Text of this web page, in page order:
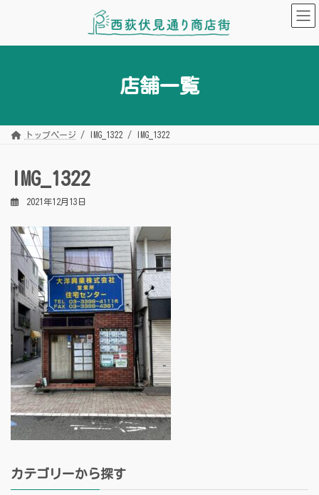
ツ
シ
店舗一覧
トップページ IMG_1322 IMG_1322
IMG_1322
2021年12月13日
カテゴリーから探す